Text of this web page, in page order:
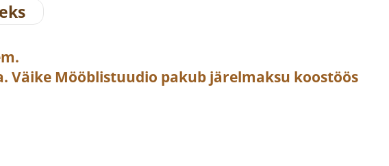
. Väike Mööblistuudio pakub järelmaksu koostöös